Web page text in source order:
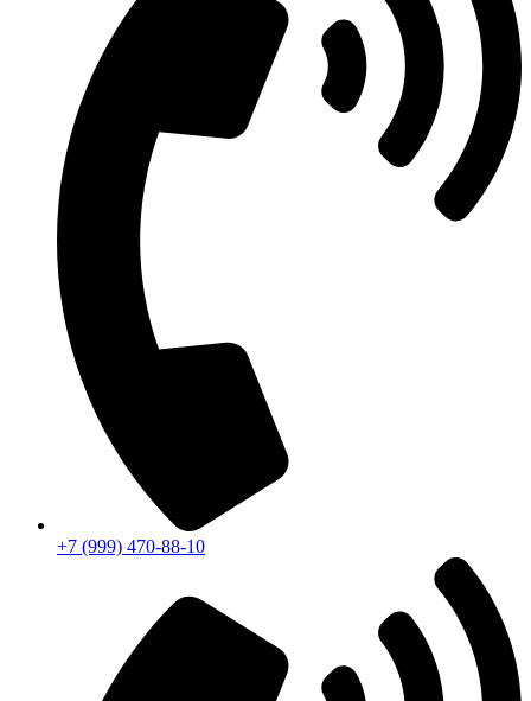
+7 (999) 470-88-10